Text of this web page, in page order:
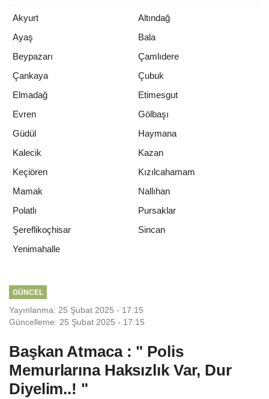
Akyurt
Altındağ
Ayaş
Bala
Beypazarı
Çamlıdere
Çankaya
Çubuk
Elmadağ
Etimesgut
Evren
Gölbaşı
Güdül
Haymana
Kalecik
Kazan
Keçiören
Kızılcahamam
Mamak
Nallıhan
Polatlı
Pursaklar
Şereflikoçhisar
Sincan
Yenimahalle
GÜNCEL
Yayınlanma: 25 Şubat 2025 - 17:15
Güncelleme: 25 Şubat 2025 - 17:15
Başkan Atmaca : " Polis
Memurlarına Haksızlık Var, Dur
Diyelim..! "